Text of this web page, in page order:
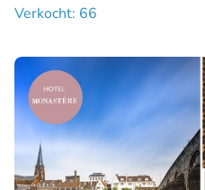
Verkocht: 66